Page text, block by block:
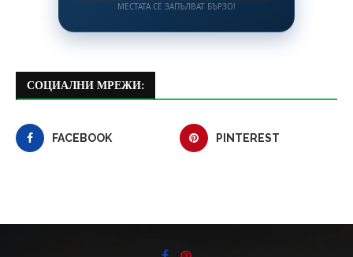
МЕСТАТА СЕ ЗАПЪЛВАТ БЪРЗО!
СОЦИАЛНИ МРЕЖИ:
FACEBOOK PINTEREST